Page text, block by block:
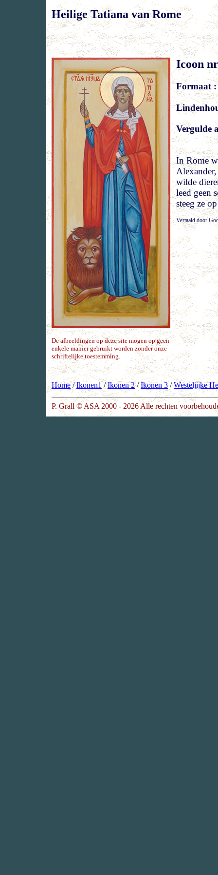
HeiligeTatiana van Rome
De afbeeldingen op deze site mogen op geen
enkele manier gebruikt worden zonder onze
schriftelijke toestemming.
Icoon
Formaat :
Vergulde
In Rome
wilde
leed geen
steeg ze
Vertaald door
Home/Ikonen1/Ikonen 2/Ikonen 3/Westeljijke
P. Grall © ASA 2000 - 2026 Alle rechten